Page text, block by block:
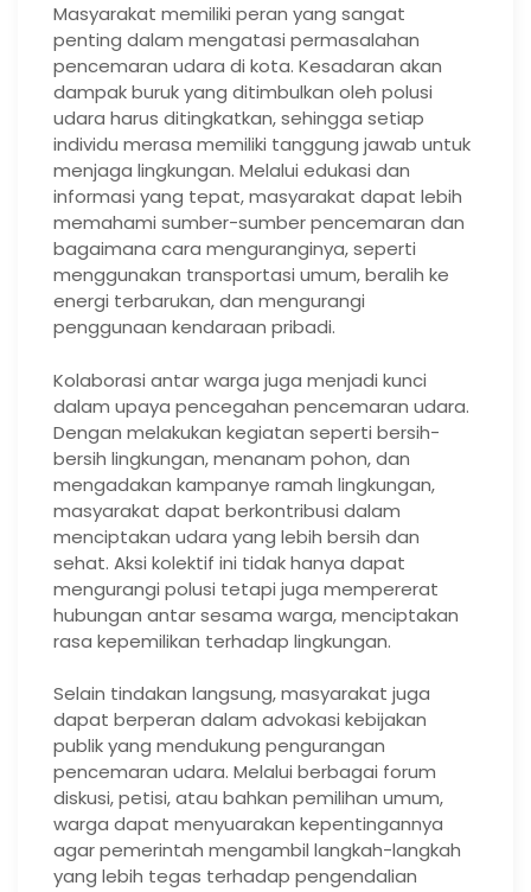
Masyarakat memiliki peran yang sangat
penting dalam mengatasi permasalahan
pencemaran udara di kota. Kesadaran akan
dampak buruk yang ditimbulkan oleh polusi
udara harus ditingkatkan, sehingga setiap
individu merasa memiliki tanggung jawab untuk
menjaga lingkungan. Melalui edukasi dan
informasi yang tepat, masyarakat dapat lebih
memahami sumber-sumber pencemaran dan
bagaimana cara menguranginya, seperti
menggunakan transportasi umum, beralih ke
energi terbarukan, dan mengurangi
penggunaan kendaraan pribadi.
Kolaborasi antar warga juga menjadi kunci
dalam upaya pencegahan pencemaran udara.
Dengan melakukan kegiatan seperti bersih-
bersih lingkungan, menanam pohon, dan
mengadakan kampanye ramah lingkungan,
masyarakat dapat berkontribusi dalam
menciptakan udara yang lebih bersih dan
sehat. Aksi kolektif ini tidak hanya dapat
mengurangi polusi tetapi juga mempererat
hubungan antar sesama warga, menciptakan
rasa kepemilikan terhadap lingkungan.
Selain tindakan langsung, masyarakat juga
dapat berperan dalam advokasi kebijakan
publik yang mendukung pengurangan
pencemaran udara. Melalui berbagai forum
diskusi, petisi, atau bahkan pemilihan umum,
warga dapat menyuarakan kepentingannya
agar pemerintah mengambil langkah-langkah
yang lebih tegas terhadap pengendalian